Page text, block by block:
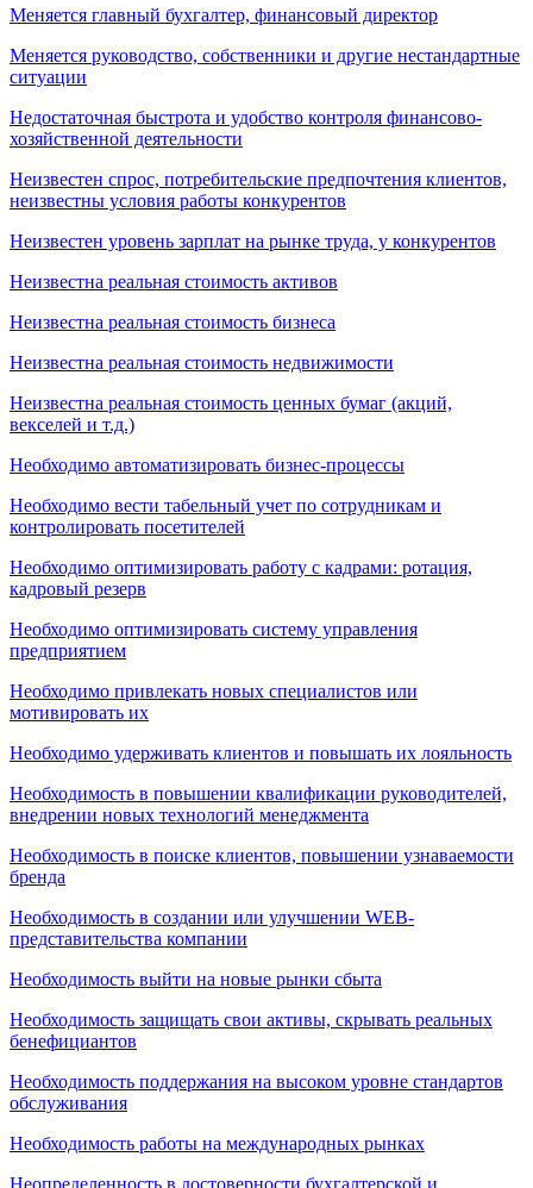
Меняется главный бухгалтер, финансовый директор
Меняется руководство, собственники и другие нестандартные
ситуации
Недостаточная быстрота и удобство контроля финансово-
хозяйственной деятельности
Неизвестен спрос, потребительские предпочтения клиентов,
неизвестны условия работы конкурентов
Неизвестен уровень зарплат на рынке труда, у конкурентов
Неизвестна реальная стоимость активов
Неизвестна реальная стоимость бизнеса
Неизвестна реальная стоимость недвижимости
Неизвестна реальная стоимость ценных бумаг (акций,
векселей и т.д.)
Необходимо автоматизировать бизнес-процессы
Необходимо вести табельный учет по сотрудникам и
контролировать посетителей
Необходимо оптимизировать работу с кадрами: ротация,
кадровый резерв
Необходимо оптимизировать систему управления
предприятием
Необходимо привлекать новых специалистов или
мотивировать их
Необходимо удерживать клиентов и повышать их лояльность
Необходимость в повышении квалификации руководителей,
внедрении новых технологий менеджмента
Необходимость в поиске клиентов, повышении узнаваемости
бренда
Необходимость в создании или улучшении WEB-
представительства компании
Необходимость выйти на новые рынки сбыта
Необходимость защищать свои активы, скрывать реальных
бенефициантов
Необходимость поддержания на высоком уровне стандартов
обслуживания
Необходимость работы на международных рынках
Неопределенность в достоверности бухгалтерской и